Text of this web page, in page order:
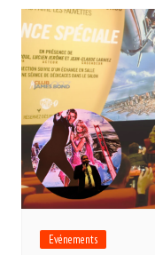
Evénements